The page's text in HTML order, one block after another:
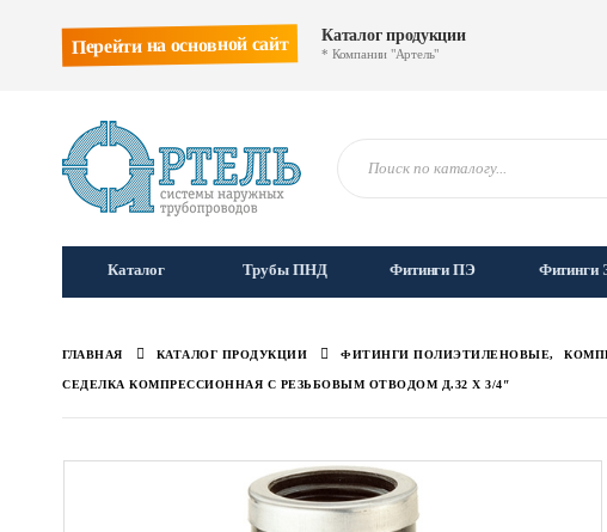
Перейти на основной сайт Каталог продукции
* Компании "Артель"
Каталог Трубы ПНД Фитинги ПЭ Фитинги
ГЛАВНАЯ КАТАЛОГ ПРОДУКЦИИ ФИТИНГИ ПОЛИЭТИЛЕНОВЫЕ,
СЕДЕЛКА КОМПРЕССИОННАЯ С РЕЗЬБОВЫМ ОТВОДОМ Д.32 Х 3/4″